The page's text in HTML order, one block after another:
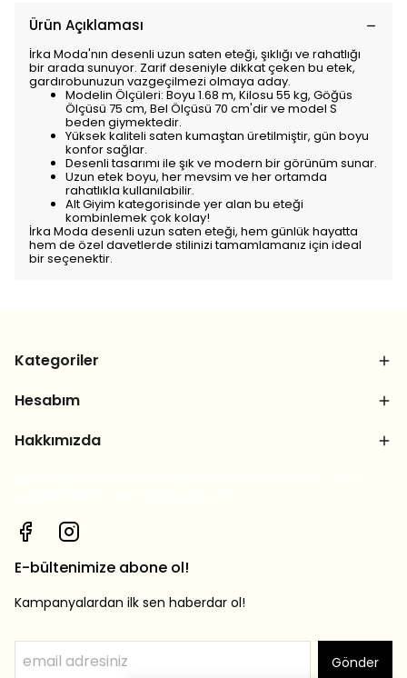
Ürün Açıklaması
İrka Moda'nın desenli uzun saten eteği, şıklığı ve rahatlığı
bir arada sunuyor. Zarif deseniyle dikkat çeken bu etek,
gardırobunuzun vazgeçilmezi olmaya aday.
Modelin Ölçüleri: Boyu 1.68 m, Kilosu 55 kg, Göğüs
Ölçüsü 75 cm, Bel Ölçüsü 70 cm'dir ve model S
beden giymektedir.
Yüksek kaliteli saten kumaştan üretilmiştir, gün boyu
konfor sağlar.
Desenli tasarımı ile şık ve modern bir görünüm sunar.
Uzun etek boyu, her mevsim ve her ortamda
rahatlıkla kullanılabilir.
Alt Giyim kategorisinde yer alan bu eteği
kombinlemek çok kolay!
İrka Moda desenli uzun saten eteği, hem günlük hayatta
hem de özel davetlerde stilinizi tamamlamanız için ideal
bir seçenektir.
Kategoriler
Hesabım
Hakkımızda
E-bültenimize abone ol!
Kampanyalardan ilk sen haberdar ol!
Gönder